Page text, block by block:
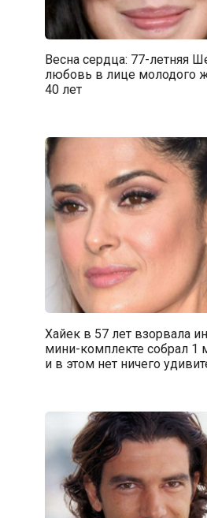
Весна сердца: 77-летняя
любовь в лице молодого
40 лет
Хайек в 57 лет взорвала
мини-комплекте собрал 1
и в этом нет ничего